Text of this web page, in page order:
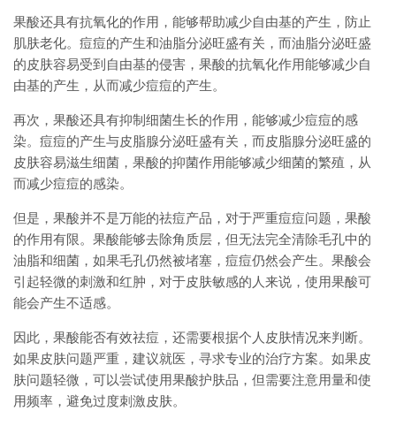
果酸还具有抗氧化的作用，能够帮助减少自由基的产生，防止
肌肤老化。痘痘的产生和油脂分泌旺盛有关，而油脂分泌旺盛
的皮肤容易受到自由基的侵害，果酸的抗氧化作用能够减少自
由基的产生，从而减少痘痘的产生。
再次，果酸还具有抑制细菌生长的作用，能够减少痘痘的感
染。痘痘的产生与皮脂腺分泌旺盛有关，而皮脂腺分泌旺盛的
皮肤容易滋生细菌，果酸的抑菌作用能够减少细菌的繁殖，从
而减少痘痘的感染。
但是，果酸并不是万能的祛痘产品，对于严重痘痘问题，果酸
的作用有限。果酸能够去除角质层，但无法完全清除毛孔中的
油脂和细菌，如果毛孔仍然被堵塞，痘痘仍然会产生。果酸会
引起轻微的刺激和红肿，对于皮肤敏感的人来说，使用果酸可
能会产生不适感。
因此，果酸能否有效祛痘，还需要根据个人皮肤情况来判断。
如果皮肤问题严重，建议就医，寻求专业的治疗方案。如果皮
肤问题轻微，可以尝试使用果酸护肤品，但需要注意用量和使
用频率，避免过度刺激皮肤。